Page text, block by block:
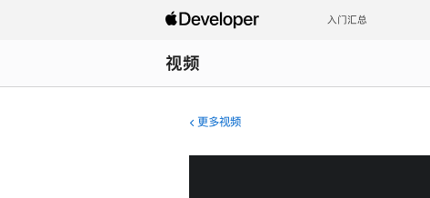
入门汇总
视频
更多视频